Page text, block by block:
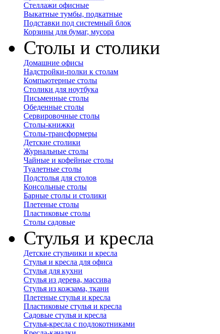
Стеллажи офисные
Выкатные тумбы, подкатные
Подставки под системный блок
Корзины для бумаг, мусора
Столы и столики
Домашние офисы
Надстройки-полки к столам
Компьютерные столы
Столики для ноутбука
Письменные столы
Обеденные столы
Сервировочные столы
Столы-книжки
Столы-трансформеры
Детские столики
Журнальные столы
Чайные и кофейные столы
Туалетные столы
Подстолья для столов
Консольные столы
Барные столы и столики
Плетеные столы
Пластиковые столы
Столы садовые
Стулья и кресла
Детские стульчики и кресла
Стулья и кресла для офиса
Стулья для кухни
Стулья из дерева, массива
Стулья из кожзама, ткани
Плетеные стулья и кресла
Пластиковые стулья и кресла
Садовые стулья и кресла
Стулья-кресла с подлокотниками